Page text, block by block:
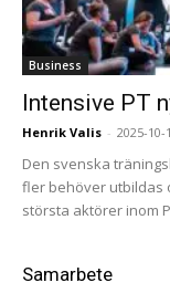
Business
Intensive PT
Henrik Valis - 2025-10-
Den svenska
fler behöver utbildas
största aktörer inom
Samarbete